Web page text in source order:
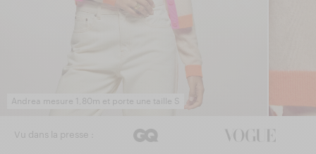
Andrea mesure 1,80m et porte une taille S
Vu dans la presse :